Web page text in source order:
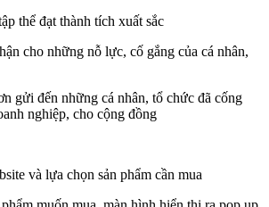
thể đạt thành tích xuất sắc
cho những nỗ lực, cố gắng của cá nhân,
gửi đến những cá nhân, tổ chức đã cống
nghiệp, cho cộng đồng
và lựa chọn sản phẩm cần mua